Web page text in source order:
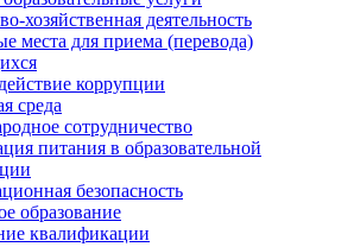
хозяйственная деятельность
места для приема (перевода)
коррупции
среда
сотрудничество
питания в образовательной
безопасность
образование
квалификации